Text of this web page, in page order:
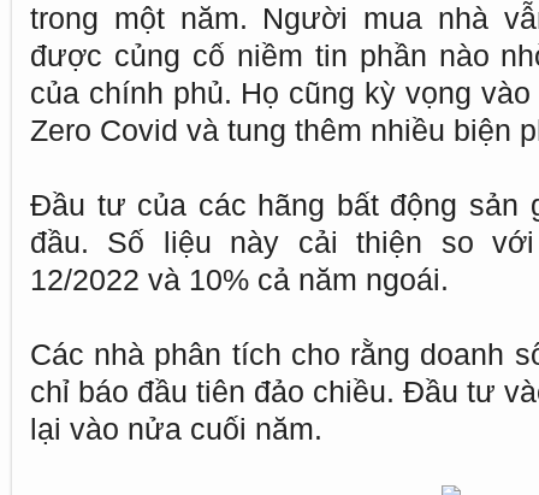
trong một năm. Người mua nhà
được củng cố niềm tin phần nào
của chính phủ. Họ cũng kỳ vọng
Zero Covid và tung thêm nhiều biện
Đầu tư của các hãng bất động sản
đầu. Số liệu này cải thiện so
12/2022 và 10% cả năm ngoái.
Các nhà phân tích cho rằng doanh
chỉ báo đầu tiên đảo chiều. Đầu tư
lại vào nửa cuối năm.